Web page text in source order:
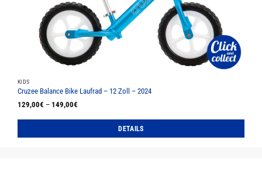
KIDS
Cruzee Balance Bike Laufrad – 12 Zoll – 2024
129,00€ – 149,00€
DETAILS